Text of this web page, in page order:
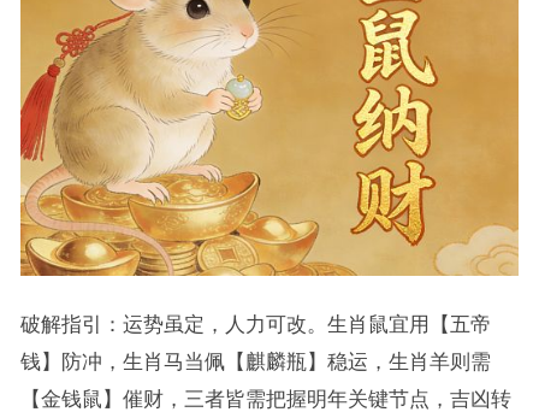
破解指引：运势虽定，人力可改。生肖鼠宜用【五帝
钱】防冲，生肖马当佩【麒麟瓶】稳运，生肖羊则需
【金钱鼠】催财，三者皆需把握明年关键节点，吉凶转